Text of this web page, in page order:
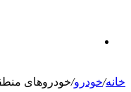
برای خانه/خودرو/خودروهای